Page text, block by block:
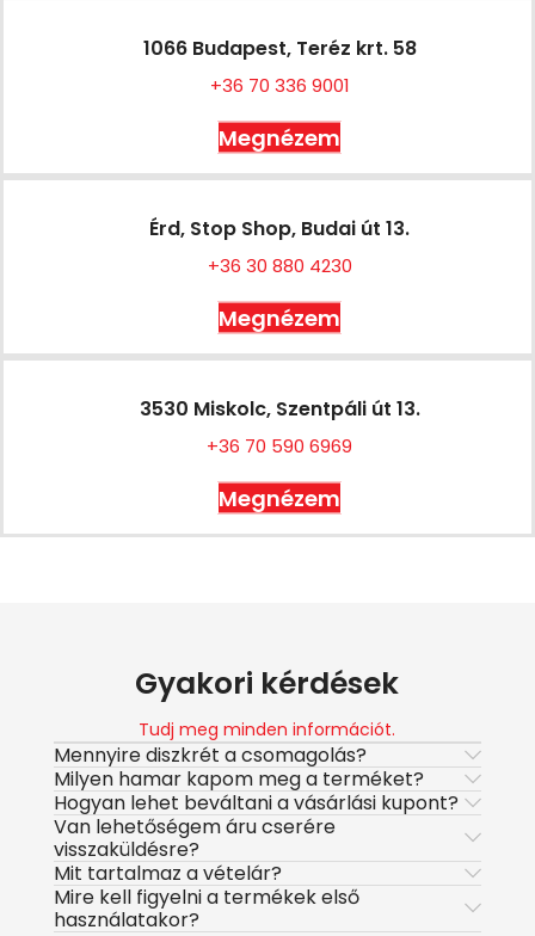
1066 Budapest, Teréz krt. 58
+36 70 336 9001
Megnézem
Érd, Stop Shop, Budai út 13.
+36 30 880 4230
Megnézem
3530 Miskolc, Szentpáli út 13.
+36 70 590 6969
Megnézem
Gyakori kérdések
Tudj meg minden információt.
Mennyire diszkrét a csomagolás?
Milyen hamar kapom meg a terméket?
Hogyan lehet beváltani a vásárlási kupont?
Van lehetőségem áru cserére
visszaküldésre?
Mit tartalmaz a vételár?
Mire kell figyelni a termékek első
használatakor?